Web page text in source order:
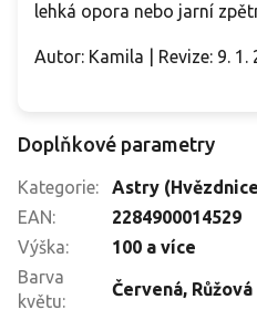
lehká opora nebo jarní
Autor: Kamila | Revize: 9. 1.
Doplňkové parametry
Kategorie:
Astry
EAN:
2284900014529
Výška:
100 a více
Barva
květu:
Červená, Růžová